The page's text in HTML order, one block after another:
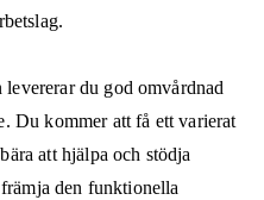
levererar du god omvårdnad
Du kommer att få ett varierat
att hjälpa och stödja
den funktionella